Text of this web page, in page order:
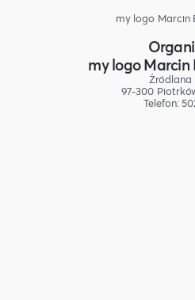
my logo Marcin
my logo Marcin
Źródlana
97-300
Telefon: